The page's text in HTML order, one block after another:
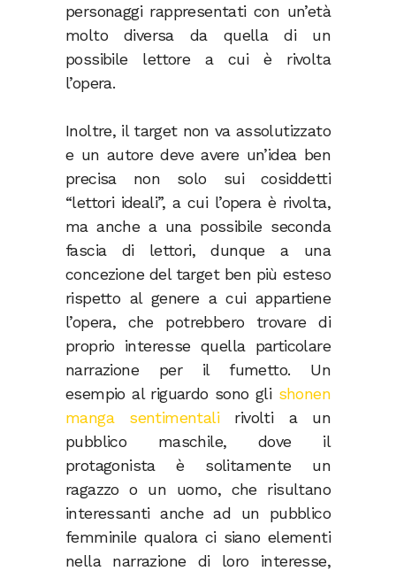
personaggi rappresentati con un’età
molto diversa da quella di un
possibile lettore a cui è rivolta
l’opera.
Inoltre, il target non va assolutizzato
e un autore deve avere un’idea ben
precisa non solo sui cosiddetti
“lettori ideali”, a cui l’opera è rivolta,
ma anche a una possibile seconda
fascia di lettori, dunque a una
concezione del target ben più esteso
rispetto al genere a cui appartiene
l’opera, che potrebbero trovare di
proprio interesse quella particolare
narrazione per il fumetto. Un
esempio al riguardo sono gli shonen
manga sentimentalirivolti a un
pubblico maschile, dove il
protagonista è solitamente un
ragazzo o un uomo, che risultano
interessanti anche ad un pubblico
femminile qualora ci siano elementi
nella narrazione di loro interesse,